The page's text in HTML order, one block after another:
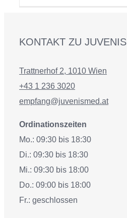
KONTAKT ZU JUVENIS
Trattnerhof 2, 1010 Wien
+43 1 236 3020
empfang@juvenismed.at
Ordinationszeiten
Mo.: 09:30 bis 18:30
Di.: 09:30 bis 18:30
Mi.: 09:30 bis 18:00
Do.: 09:00 bis 18:00
Fr.: geschlossen